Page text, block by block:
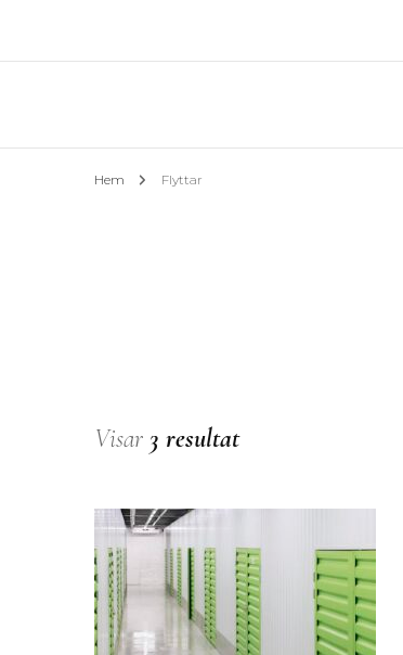
Hem Flyttar
Visar 3 resultat